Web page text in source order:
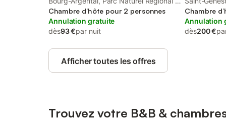
Pilat
Chambre d’hôte pour 2 personnes
Annulation gratuite
dès93 €par nuit
Chambre
Annulation
dès200 €
Afficher toutes les offres
Trouvez votre B&B &